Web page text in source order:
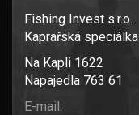
Fishing Invest s.r.o.
Kaprařská speciálka
Na Kapli 1622
Napajedla 763 61
E-mail: